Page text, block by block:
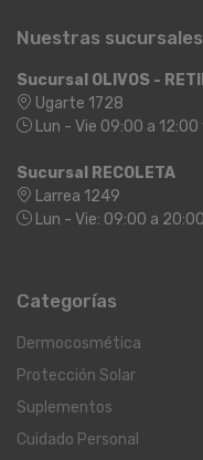
Nuestras sucursales
Sucursal OLIVOS -
Ugarte 1728
Lun - Vie 09:00 a
Sucursal RECOLETA
Larrea 1249
Lun - Vie: 09:00 a
Categorías
Dermocosmética
Protección Solar
Suplementos
Cuidado Personal